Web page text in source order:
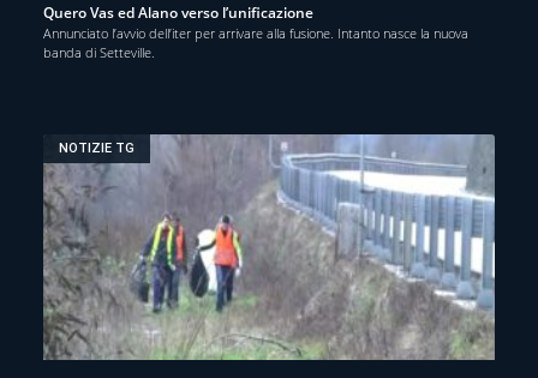
Quero Vas ed Alano verso l’unificazione
Annunciato l’avvio dell’iter per arrivare alla fusione. Intanto nasce la nuova
banda di Setteville.
NOTIZIE TG